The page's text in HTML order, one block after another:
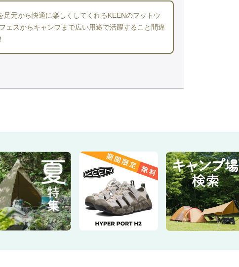
足元から快適に楽しくしてくれるKEENのフットウ
ェスからキャンプまで広い用途で活躍すること間違